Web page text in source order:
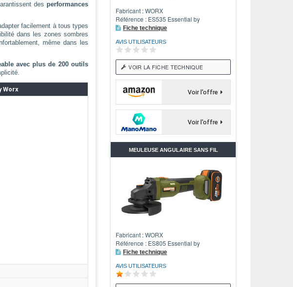
des performances
facilement à tous types
dans les zones sombres
même dans les
avec plus de 200 outils
Worx
Fabricant : WORX
Référence : ES535 Essential by
Fiche technique
AVIS UTILISATEURS
VOIR LA FICHE TECHNIQUE
Voir l'offre
Voir l'offre
MEULEUSE ANGULAIRE SANS FIL
Fabricant : WORX
Référence : ES805 Essential by
Fiche technique
AVIS UTILISATEURS